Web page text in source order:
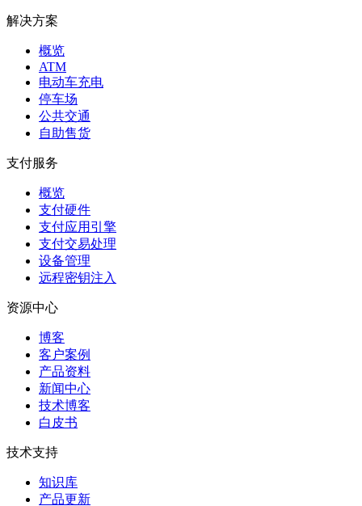
解决方案
概览
ATM
电动车充电
停车场
公共交通
自助售货
支付服务
概览
支付硬件
支付应用引擎
支付交易处理
设备管理
远程密钥注入
资源中心
博客
客户案例
产品资料
新闻中心
技术博客
白皮书
技术支持
知识库
产品更新